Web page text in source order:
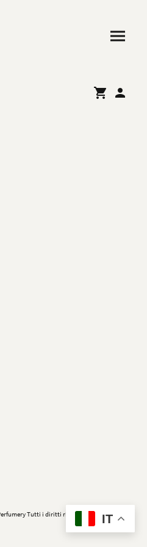
Tutti i diritti riservati. IT